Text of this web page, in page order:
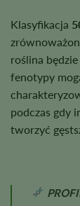
Klasyfikacja
roślina
fenotypy
podczas gdy
tworzyć